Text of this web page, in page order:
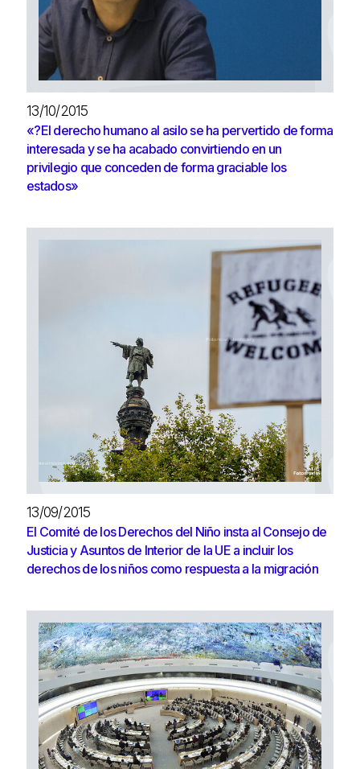
13/10/2015
«?El derecho humano al asilo se ha pervertido de forma
interesada y se ha acabado convirtiendo en un
privilegio que conceden de forma graciable los
estados»
13/09/2015
El Comité de los Derechos del Niño insta al Consejo de
Justicia y Asuntos de Interior de la UE a incluir los
derechos de los niños como respuesta a la migración